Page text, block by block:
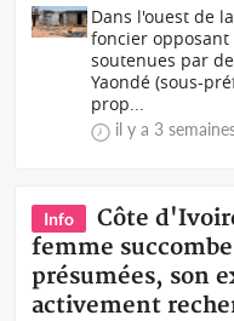
Dans l'ouest de
foncier
soutenues par
Yaondé (sous-
prop...
il y a 3
Info
Côte
femme
présumées, son
activement